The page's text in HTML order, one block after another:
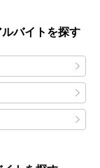
バイトを探す